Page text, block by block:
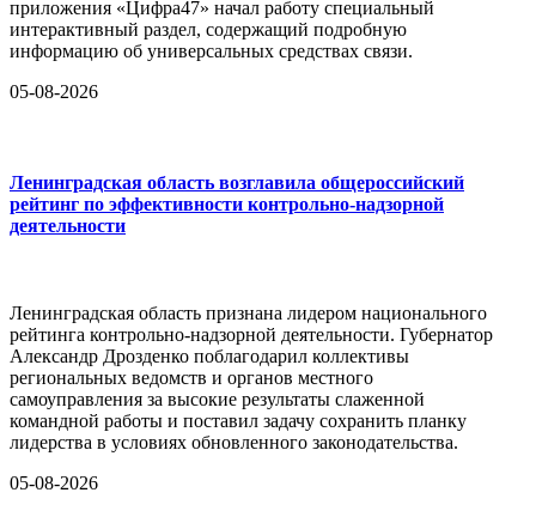
приложения «Цифра47» начал работу специальный
интерактивный раздел, содержащий подробную
информацию об универсальных средствах связи.
05-08-2026
Ленинградская область возглавила общероссийский
рейтинг по эффективности контрольно-надзорной
деятельности
Ленинградская область признана лидером национального
рейтинга контрольно-надзорной деятельности. Губернатор
Александр Дрозденко поблагодарил коллективы
региональных ведомств и органов местного
самоуправления за высокие результаты слаженной
командной работы и поставил задачу сохранить планку
лидерства в условиях обновленного законодательства.
05-08-2026